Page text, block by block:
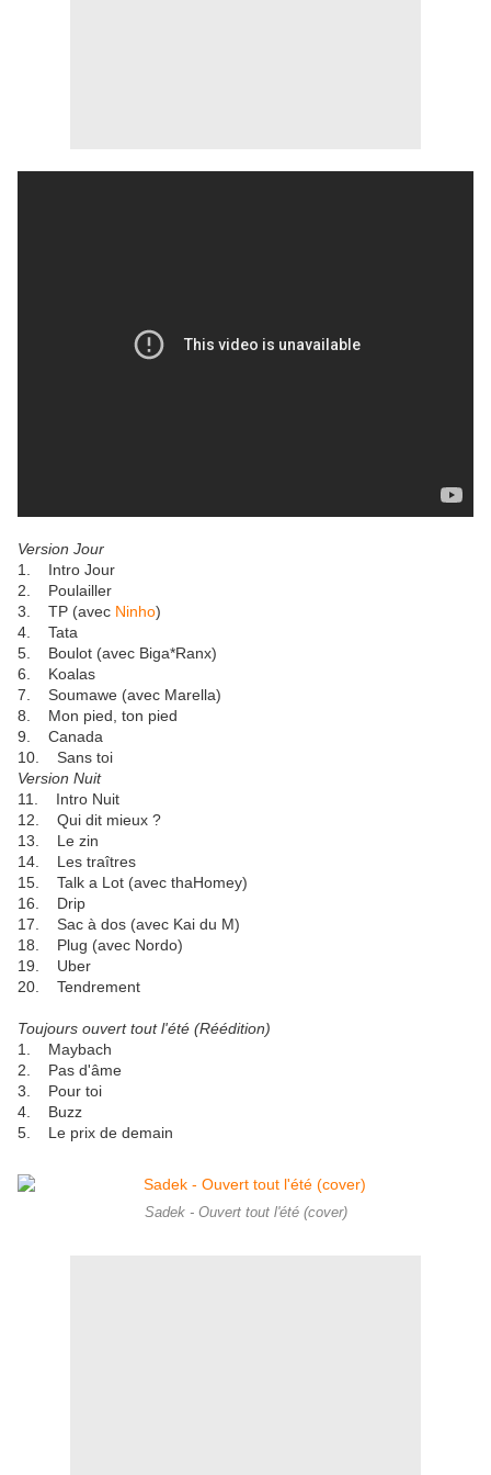
Version Jour
1. Intro Jour
2. Poulailler
3. TP (avec Ninho)
4. Tata
5. Boulot (avec Biga*Ranx)
6. Koalas
7. Soumawe (avec Marella)
8. Mon pied, ton pied
9. Canada
10. Sans toi
Version Nuit
11. Intro Nuit
12. Qui dit mieux ?
13. Le zin
14. Les traîtres
15. Talk a Lot (avec thaHomey)
16. Drip
17. Sac à dos (avec Kai du M)
18. Plug (avec Nordo)
19. Uber
20. Tendrement
Toujours ouvert tout l'été (Réédition)
1. Maybach
2. Pas d'âme
3. Pour toi
4. Buzz
5. Le prix de demain
Sadek - Ouvert tout l'été (cover)